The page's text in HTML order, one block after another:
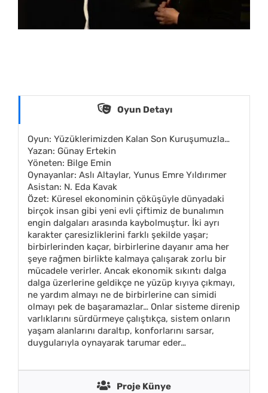
Oyun Detayı
Oyun: Yüzüklerimizden Kalan Son Kuruşumuzla…
Yazan: Günay Ertekin
Yöneten: Bilge Emin
Oynayanlar: Aslı Altaylar, Yunus Emre Yıldırımer
Asistan: N. Eda Kavak
Özet: Küresel ekonominin çöküşüyle dünyadaki
birçok insan gibi yeni evli çiftimiz de bunalımın
engin dalgaları arasında kaybolmuştur. İki ayrı
karakter çaresizliklerini farklı şekilde yaşar;
birbirlerinden kaçar, birbirlerine dayanır ama her
şeye rağmen birlikte kalmaya çalışarak zorlu bir
mücadele verirler. Ancak ekonomik sıkıntı dalga
dalga üzerlerine geldikçe ne yüzüp kıyıya çıkmayı,
ne yardım almayı ne de birbirlerine can simidi
olmayı pek de başaramazlar… Onlar sisteme direnip
varlıklarını sürdürmeye çalıştıkça, sistem onların
yaşam alanlarını daraltıp, konforlarını sarsar,
duygularıyla oynayarak tarumar eder…
Proje Künye